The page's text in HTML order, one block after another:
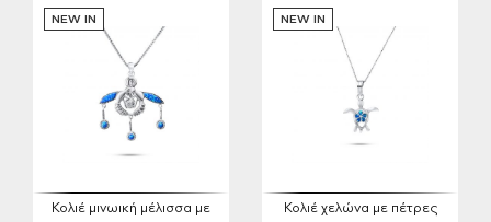
NEW IN
Κολιέ μινωική μέλισσα με
NEW IN
Κολιέ χελώνα με πέτρες